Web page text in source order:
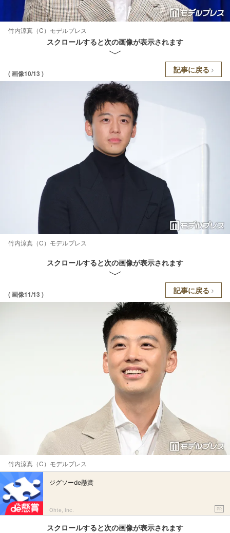
竹内涼真（C）モデルプレス
スクロールすると次の画像が表示されます
( 画像10/13 ) 記事に戻る
竹内涼真（C）モデルプレス
スクロールすると次の画像が表示されます
( 画像11/13 ) 記事に戻る
竹内涼真（C）モデルプレス
ジグソーde懸賞
Ohte, Inc. PR
スクロールすると次の画像が表示されます